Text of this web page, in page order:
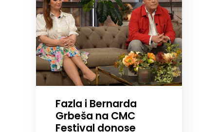
Fazla i Bernarda
Grbeša na CMC
Festival donose